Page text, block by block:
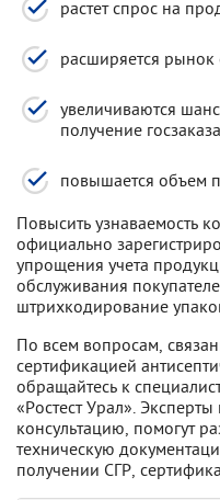
растет спрос на
расширяется рынок
увеличиваются
получение
повышается объем
Повысить узнаваемость
официально
упрощения учета
обслуживания
штрихкодирование
По всем вопросам,
сертификацией
обращайтесь к
«Ростест Урал».
консультацию, помогут
техническую
получении СГР,